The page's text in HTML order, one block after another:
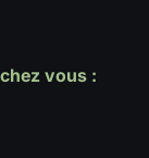
vous :